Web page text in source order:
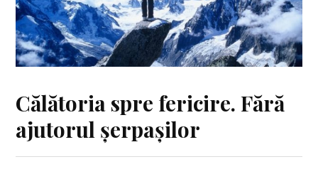
Călătoria spre fericire. Fără
ajutorul șerpașilor